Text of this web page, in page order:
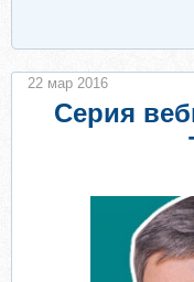
Серия
22 мар 2016